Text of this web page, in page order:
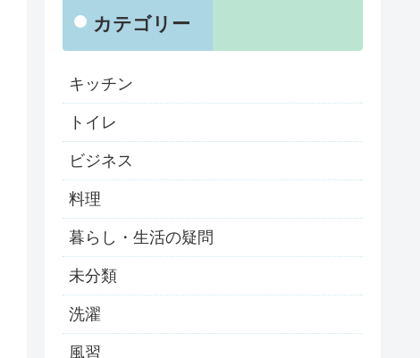
カテゴリー
キッチン
トイレ
ビジネス
料理
暮らし・生活の疑問
未分類
洗濯
風習